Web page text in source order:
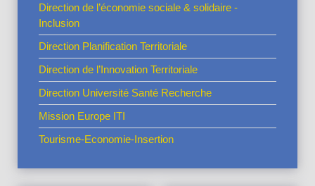
Direction de l’économie sociale & solidaire -
Inclusion
Direction Planification Territoriale
Direction de l’Innovation Territoriale
Direction Université Santé Recherche
Mission Europe ITI
Tourisme-Economie-Insertion